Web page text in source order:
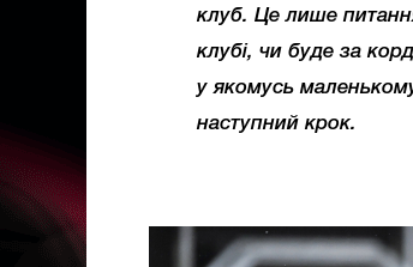
клуб. Це лише
клубі, чи буде за
у якомусь
наступний крок.